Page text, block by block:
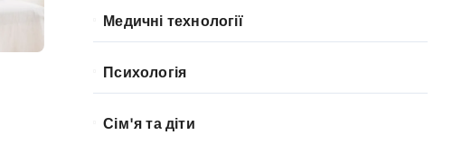
Медичні технології
Психологія
Сім'я та діти